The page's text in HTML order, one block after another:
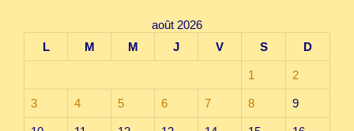
août 2026
L
M M J V S D
1 2
3 4 5 6 7 8 9